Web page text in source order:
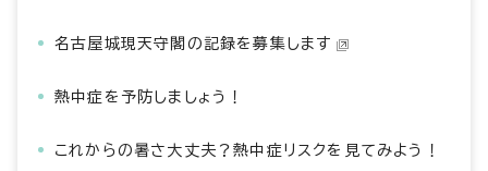
名古屋城現天守閣の記録を募集します
熱中症を予防しましょう！
これからの暑さ大丈夫？熱中症リスクを見てみよう！